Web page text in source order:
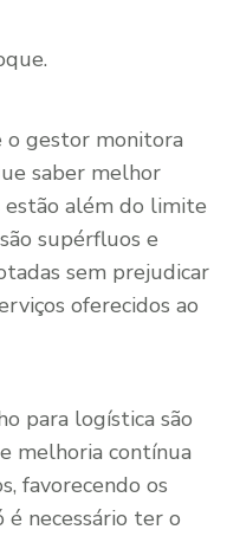
gestor monitora
saber melhor
estão além do limite
supérfluos e
sem prejudicar
oferecidos ao
para logística são
melhoria contínua
favorecendo os
é necessário ter o